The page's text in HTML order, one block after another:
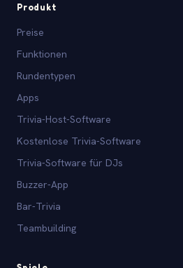
Produkt
Preise
Funktionen
Rundentypen
Apps
Trivia-Host-Software
Kostenlose Trivia-Software
Trivia-Software für DJs
Buzzer-App
Bar-Trivia
Teambuilding